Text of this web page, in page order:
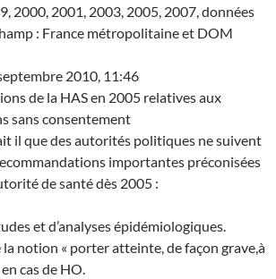
2000, 2001, 2003, 2005, 2007, données
: France métropolitaine et DOM
2010, 11:46
de la HAS en 2005 relatives aux
sans consentement
il que des autorités politiques ne suivent
importantes préconisées
de santé dès 2005 :
et d’analyses épidémiologiques.
notion « porter atteinte, de façon grave,à
cas de HO.